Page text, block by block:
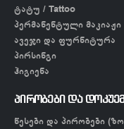
ტატუ / Tattoo
პერმანენტული მაკიაჟი
ავეჯი და ფურნიტურა
პირსინგი
ჰიგიენა
პირობები და
წესები და პირობები